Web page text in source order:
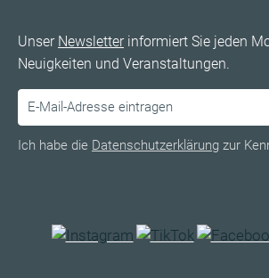
Unser Newsletterinformiert Sie jeden
Neuigkeiten und Veranstaltungen.
Ich habe die Datenschutzerklärung zur